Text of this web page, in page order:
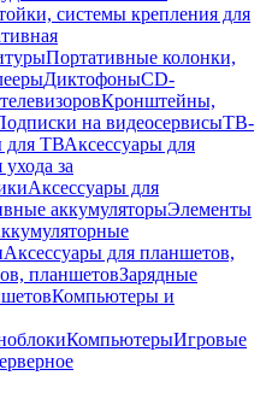
системы крепления для
Портативные колонки,
ДиктофоныCD-
Кронштейны,
на видеосервисыТВ-
для ТВАксессуары для
за
Аксессуары для
аккумуляторыЭлементы
Аксессуары для планшетов,
планшетовЗарядные
Компьютеры и
КомпьютерыИгровые